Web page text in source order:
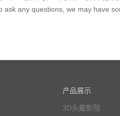
ask any questions, we may have
产品展示
3D头戴影院